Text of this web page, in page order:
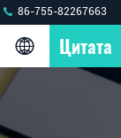
86-755-82267663
Цитата